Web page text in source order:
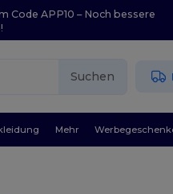
Code APP10 – Noch bessere
Suchen
Mehr